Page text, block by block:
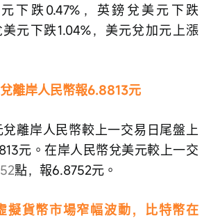
下跌0.47%，英鎊兌美元下跌
元下跌1.04%，美元兌加元上漲
兌離岸人民幣報6.8813元
離岸人民幣較上一交易日尾盤上
元。在岸人民幣兌美元較上一交
點，報6.8752元。
擬貨幣市場窄幅波動，比特幣在